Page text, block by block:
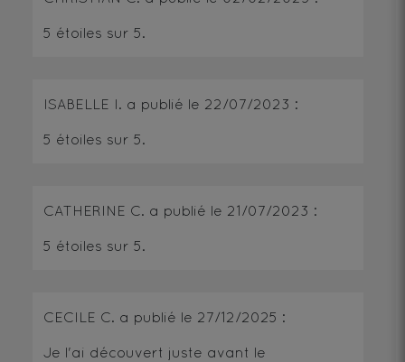
5 étoiles sur 5.
ISABELLE I. a publié le 22/07/2023 :
5 étoiles sur 5.
CATHERINE C. a publié le 21/07/2023 :
5 étoiles sur 5.
CECILE C. a publié le 27/12/2025 :
Je l'ai découvert juste avant le